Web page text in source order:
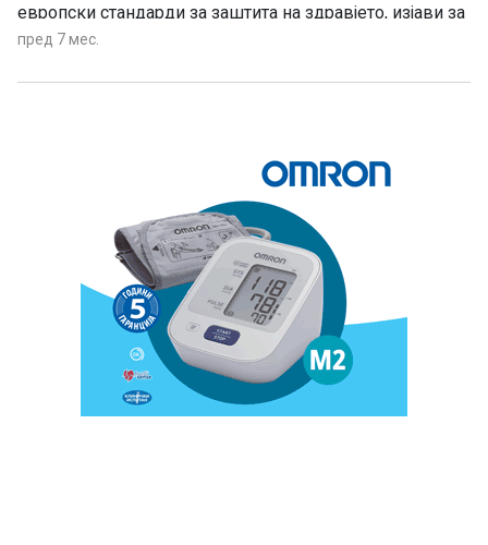
европски стандарди за заштита на здравјето, изјави за
МИА министерот за здравство Азир Алиу. Преку
организација над 45 проценти од возрасната
на користење на цигари или некаков вид тутунски
пред 7 мес.